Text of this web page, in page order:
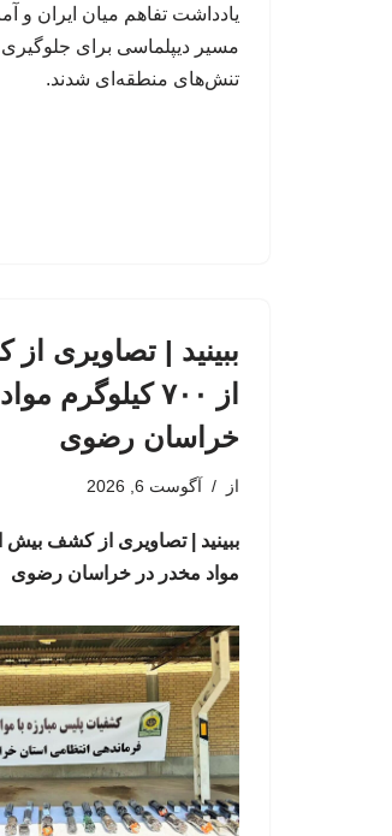
یادداشت تفاهم میان ایران و
مسیر دیپلماسی برای جلوگیری
تنش‌های منطقه‌ای شدند.
ببینید | تصاویری
از ۷۰۰ کیلوگرم
خراسان رضوی
از آگوست 6, 2026
مواد مخدر در خراسان رضوی